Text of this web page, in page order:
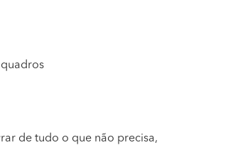
de tudo o que não precisa,